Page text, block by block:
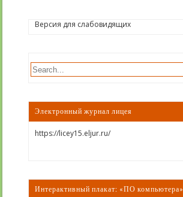
Версия для слабовидящих
Электронный журнал лицея
https://licey15.eljur.ru/
Интерактивный плакат: «ПО компьютера»